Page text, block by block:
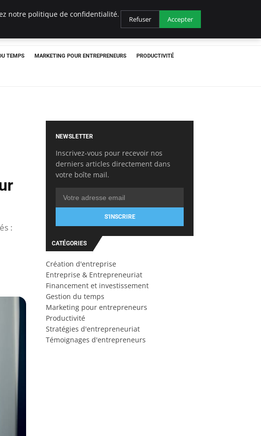
TEMPS MARKETING POUR ENTREPRENEURS PRODUCTIVITÉ
:
NEWSLETTER
Inscrivez-vous pour recevoir nos
derniers articles directement dans
votre boîte mail.
S'INSCRIRE
CATÉGORIES
Création d'entreprise
Entreprise & Entrepreneuriat
Financement et investissement
Gestion du temps
Marketing pour entrepreneurs
Productivité
Stratégies d'entrepreneuriat
Témoignages d'entrepreneurs
notre politique de confidentialité.
Refuser Accepter